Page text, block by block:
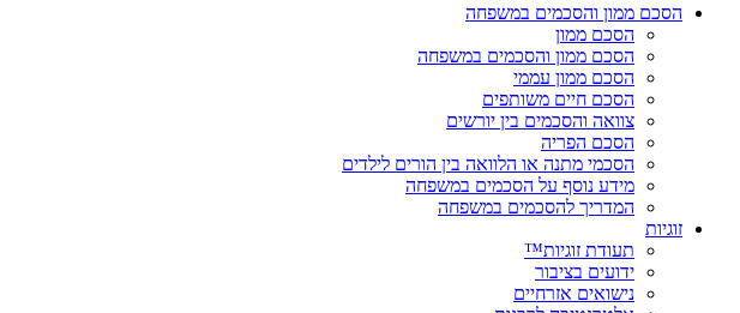
הסכם ממון והסכמים במשפחה
הסכם ממון
הסכם ממון והסכמים במשפחה
הסכם ממון עממי
הסכם חיים משותפים
צוואה והסכמים בין יורשים
הסכם הפריה
הסכמי מתנה או הלוואה בין הורים לילדים
מידע נוסף על הסכמים במשפחה
המדריך להסכמים במשפחה
זוגיות
תעודת זוגיות™
ידועים בציבור
נישואים אזרחיים